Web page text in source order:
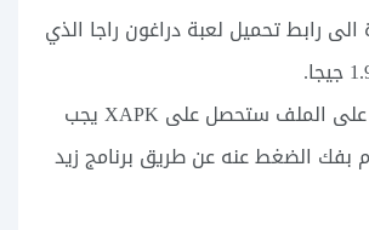
رابط تحميل لعبة دراغون راجا الذي
بعد الحصول على الملف ستحصل على XAPK يجب
بفك الضغط عنه عن طريق برنامج زيد